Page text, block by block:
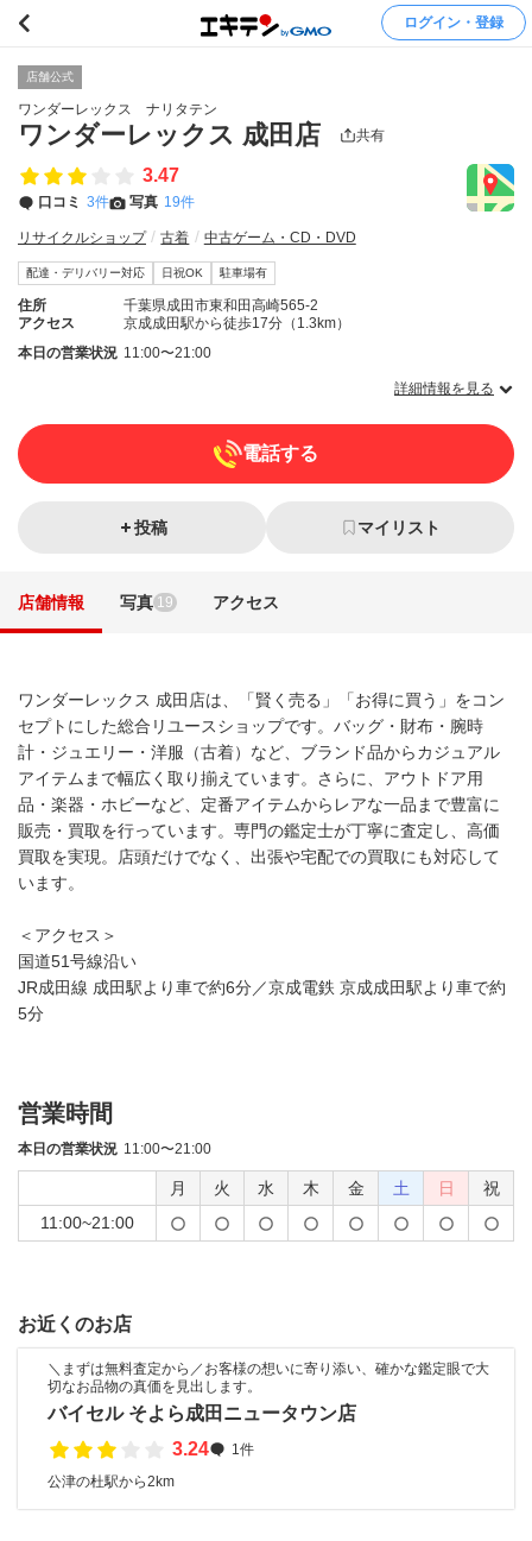
ログイン・登録
店舗公式
ワンダーレックス ナリタテン
ワンダーレックス 成田店 共有
3.47
口コミ 3件 写真 19件
リサイクルショップ 古着 中古ゲーム・CD・DVD
配達・デリバリー対応 日祝OK 駐車場有
住所
千葉県成田市東和田高崎565-2
アクセス
京成成田駅から徒歩17分（1.3km）
本日の営業状況 11:00〜21:00
詳細情報を見る
電話する
投稿 マイリスト
店舗情報 写真 19 アクセス
ワンダーレックス 成田店は、「賢く売る」「お得に買う」をコン
セプトにした総合リユースショップです。バッグ・財布・腕時
計・ジュエリー・洋服（古着）など、ブランド品からカジュアル
アイテムまで幅広く取り揃えています。さらに、アウトドア用
品・楽器・ホビーなど、定番アイテムからレアな一品まで豊富に
販売・買取を行っています。専門の鑑定士が丁寧に査定し、高価
買取を実現。店頭だけでなく、出張や宅配での買取にも対応して
います。
＜アクセス＞
国道51号線沿い
JR成田線 成田駅より車で約6分／京成電鉄 京成成田駅より車で約
5分
営業時間
本日の営業状況 11:00〜21:00
月 火 水 木 金 土 日
祝
11:00~21:00
お近くのお店
＼まずは無料査定から／お客様の想いに寄り添い、確かな鑑定眼で大
切なお品物の真価を見出します。
バイセル そよら成田ニュータウン店
3.24
1件
公津の杜駅から2km